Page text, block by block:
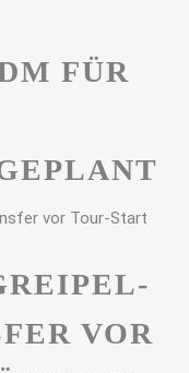
FÜR A
VOR